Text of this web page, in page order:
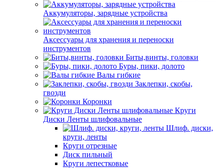
Аккумуляторы, зарядные устройства
Аксессуары для хранения и переноски
инструментов
Биты,винты, головки
Буры, пики, долото
Валы гибкие
Заклепки, скобы,
гвозди
Коронки
Круги
Диски Ленты шлифовальные
Шлиф. диски,
круги, ленты
Круги отрезные
Диск пильный
Круги лепестковые